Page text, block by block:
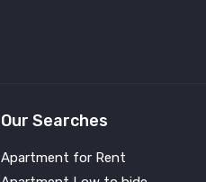
Our Searches
Apartment for Rent